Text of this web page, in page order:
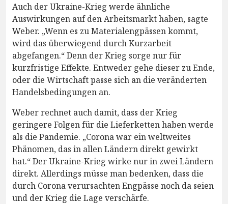
Auch der Ukraine-Krieg werde ähnliche
Auswirkungen auf den Arbeitsmarkt haben, sagte
Weber. „Wenn es zu Materialengpässen kommt,
wird das überwiegend durch Kurzarbeit
abgefangen.“ Denn der Krieg sorge nur für
kurzfristige Effekte. Entweder gehe dieser zu Ende,
oder die Wirtschaft passe sich an die veränderten
Handelsbedingungen an.
Weber rechnet auch damit, dass der Krieg
geringere Folgen für die Lieferketten haben werde
als die Pandemie. „Corona war ein weltweites
Phänomen, das in allen Ländern direkt gewirkt
hat.“ Der Ukraine-Krieg wirke nur in zwei Ländern
direkt. Allerdings müsse man bedenken, dass die
durch Corona verursachten Engpässe noch da seien
und der Krieg die Lage verschärfe.